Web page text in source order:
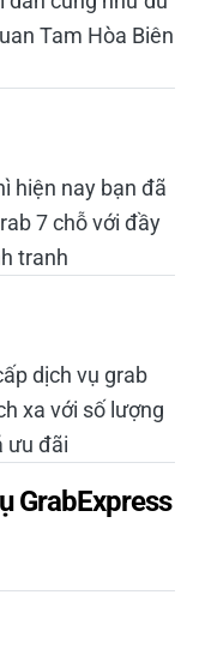
Tam Hòa Biên
hiện nay bạn đã
7 chỗ với đầy
tranh
dịch vụ grab
xa với số lượng
ưu đãi
GrabExpress